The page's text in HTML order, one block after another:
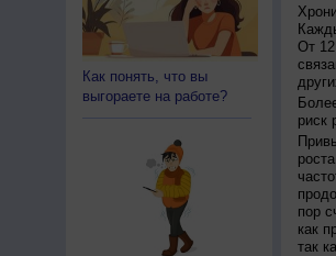
Как понять, что вы
выгораете на работе?
От
риск
пор
как
так